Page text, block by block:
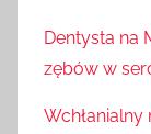
Dentysta na
zębów w